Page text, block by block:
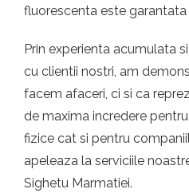
fluorescenta este garantata
Prin experienta acumulata
cu clientii nostri, am
facem afaceri, ci si ca
de maxima incredere
fizice cat si pentru
apeleaza la serviciile
Sighetu Marmatiei.